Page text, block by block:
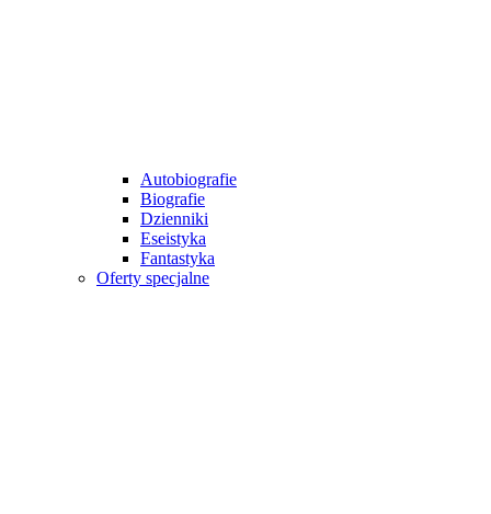
Autobiografie
Biografie
Dzienniki
Eseistyka
Fantastyka
Oferty specjalne